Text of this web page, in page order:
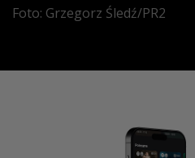
Foto: Grzegorz Śledź/PR2